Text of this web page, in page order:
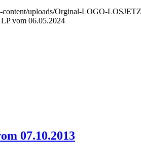
uploads/Orginal-LOGO-
vom 06.05.2024
07.10.2013